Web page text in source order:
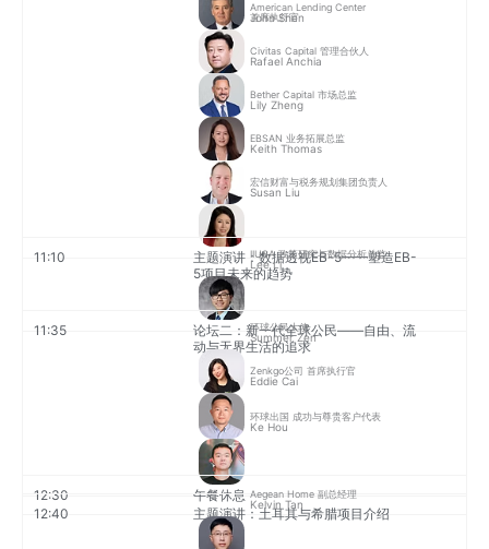
John Shen
American Lending Center
首席执行官
Rafael Anchia
Civitas Capital 管理合伙人
Lily Zheng
Bether Capital 市场总监
Keith Thomas
EBSAN 业务拓展总监
Susan Liu
宏信财富与税务规划集团负责人
11:10
主题演讲：数据透视EB-5——塑造EB-
5项目未来的趋势
Lee Li
IIUSA 政策研究与数据分析总监
11:35
论坛二：新一代全球公民——自由、流
动与无界生活的追求
Summer Zen
环球公民大使
Eddie Cai
Zenkgo公司 首席执行官
Ke Hou
环球出国 成功与尊贵客户代表
12:30
午餐休息
12:40
主题演讲：土耳其与希腊项目介绍
Kelvin Tan
Aegean Home 副总经理